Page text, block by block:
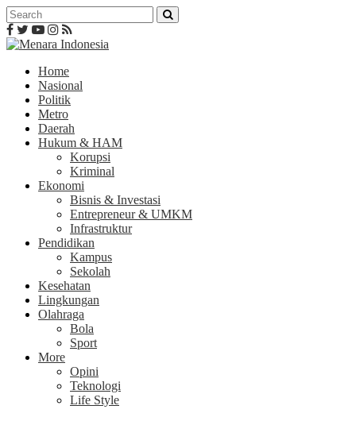
Home
Nasional
Politik
Metro
Daerah
Hukum & HAM
Korupsi
Kriminal
Ekonomi
Bisnis & Investasi
Entrepreneur & UMKM
Infrastruktur
Pendidikan
Kampus
Sekolah
Kesehatan
Lingkungan
Olahraga
Bola
Sport
More
Opini
Teknologi
Life Style